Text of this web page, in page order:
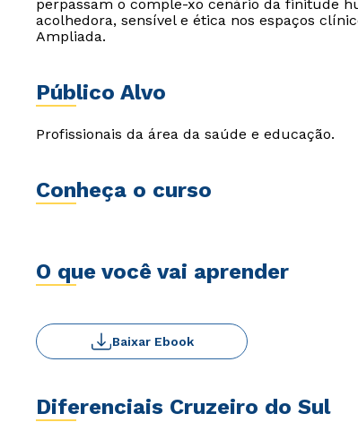
perpassam o comple-xo cenário da finitude
acolhedora, sensível e ética nos espaços
Ampliada.
Público Alvo
Profissionais da área da saúde e educação.
Conheça o curso
O que você vai aprender
Baixar Ebook
Diferenciais Cruzeiro do Sul